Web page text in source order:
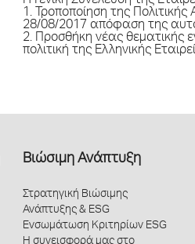
1. Τροποποίηση της
28/08/2017 απόφαση της
2. Προσθήκη νέας θεματικής
πολιτική της Ελληνικής
Βιώσιμη Ανάπτυξη
Στρατηγική Βιώσιμης
Ανάπτυξης & ESG
Ενσωμάτωση Κριτηρίων ESG
Η συνεισφορά μας στο